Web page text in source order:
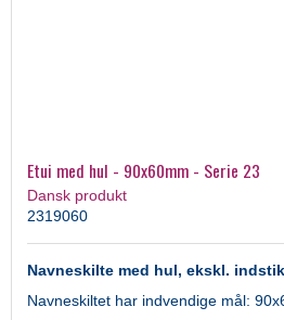
Etui med hul - 90x60mm - Serie 23
Dansk produkt
2319060
Navneskilte med hul, ekskl. indstik
Navneskiltet har indvendige mål: